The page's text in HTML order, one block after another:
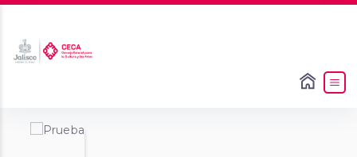
Slide 1 of 1